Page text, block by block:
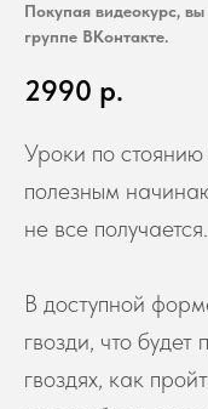
Покупая видеокурс,
группе ВКонтакте.
2990 р.
Уроки по стоянию
полезным
не все получается.
В доступной
гвозди, что
гвоздях, как